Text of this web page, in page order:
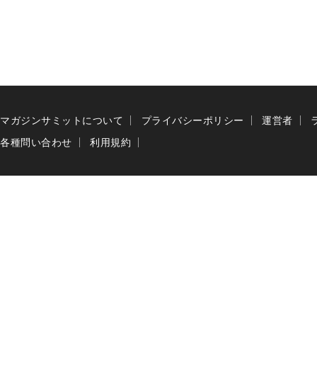
マガジンサミットについて プライバシーポリシー 運営者
各種問い合わせ
利用規約